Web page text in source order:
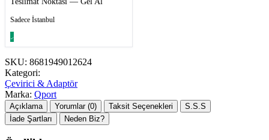
Sadece İstanbul
SKU: 8681949012624
Kategori:
Çevirici & Adaptör
Marka: Qport
Açıklama Yorumlar (0) Taksit Seçenekleri
S.S.S
İade Şartları
Neden Biz?